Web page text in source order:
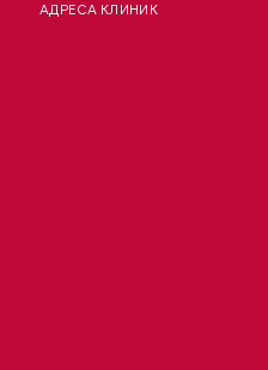
АДРЕСА КЛИНИК